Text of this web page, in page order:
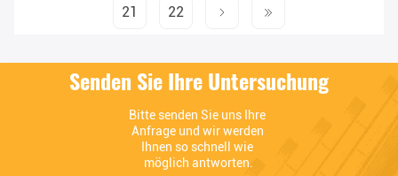
21 22
Senden Sie Ihre Untersuchung
Bitte senden Sie uns Ihre
Anfrage und wir werden
Ihnen so schnell wie
möglich antworten.